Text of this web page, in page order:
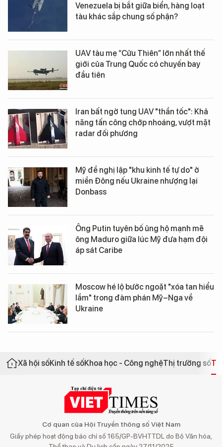
Venezuela bị bắt giữa biển, hàng loạt
tàu khác sắp chung số phận?
UAV tàu mẹ “Cửu Thiên” lớn nhất thế
giới của Trung Quốc có chuyến bay
đầu tiên
Iran bất ngờ tung UAV "thần tốc": Khả
năng tấn công chớp nhoáng, vượt mặt
radar đối phương
Mỹ đề nghị lập "khu kinh tế tự do" ở
miền Đông nếu Ukraine nhượng lại
Donbass
Ông Putin tuyên bố ủng hộ mạnh mẽ
ông Maduro giữa lúc Mỹ đưa hạm đội
áp sát Caribe
Moscow hé lộ bước ngoặt "xóa tan hiểu
lầm" trong đàm phán Mỹ–Nga về
Ukraine
Xã hội sốKinh tế sốKhoa học - Công nghệThị trường số
Cơ quan của Hội Truyền thông số Việt Nam
Giấy phép hoạt động báo chí số 165/GP-BVHTTDL do Bộ Văn hóa,